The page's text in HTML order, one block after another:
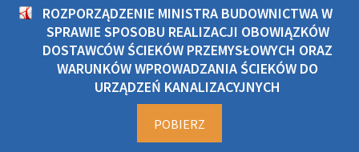
ROZPORZĄDZENIE MINISTRA BUDOWNICTWA W
SPRAWIE SPOSOBU REALIZACJI OBOWIĄZKÓW
DOSTAWCÓW ŚCIEKÓW PRZEMYSŁOWYCH ORAZ
WARUNKÓW WPROWADZANIA ŚCIEKÓW DO
URZĄDZEŃ KANALIZACYJNYCH
POBIERZ